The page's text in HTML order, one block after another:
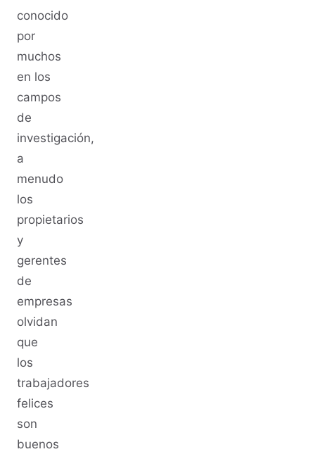
conocido
por
muchos
en los
campos
de
investigación,
a
menudo
los
propietarios
y
gerentes
de
empresas
olvidan
que
los
trabajadores
felices
son
buenos